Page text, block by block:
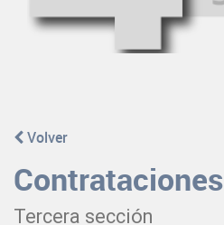
Volver
Contrataciones
Tercera sección